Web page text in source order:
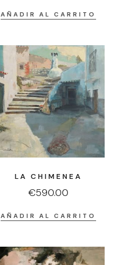
AÑADIR AL CARRITO
LA CHIMENEA
€590.00
AÑADIR AL CARRITO